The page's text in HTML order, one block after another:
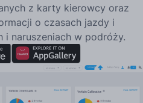
z karty kierowcy oraz
o czasach jazdy i
i naruszeniach w podróży.